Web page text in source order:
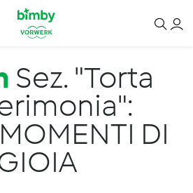
Sez. "Torta
DI